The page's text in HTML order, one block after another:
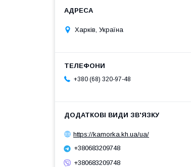
Харків, Україна
+380 (68) 320-97-48
https://kamorka.kh.ua/ua/
+380683209748
+380683209748